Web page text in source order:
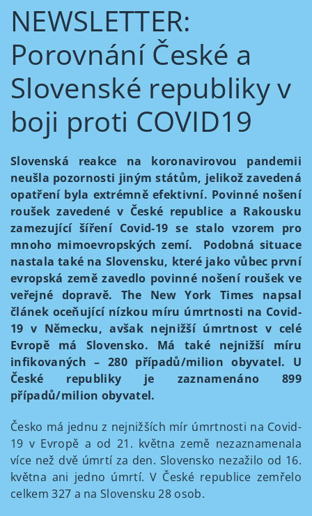
NEWSLETTER:
Porovnání České a
Slovenské republiky v
boji proti COVID19
Slovenská reakce na koronavirovou pandemii
neušla pozornosti jiným státům, jelikož zavedená
opatření byla extrémně efektivní. Povinné nošení
roušek zavedené v České republice a Rakousku
zamezující šíření Covid-19 se stalo vzorem pro
mnoho mimoevropských zemí. Podobná situace
nastala také na Slovensku, které jako vůbec první
evropská země zavedlo povinné nošení roušek ve
veřejné dopravě. The New York Times napsal
článek oceňující nízkou míru úmrtnosti na Covid-
19 v Německu, avšak nejnižší úmrtnost v celé
Evropě má Slovensko. Má také nejnižší míru
infikovaných – 280 případů/milion obyvatel. U
České republiky je zaznamenáno 899
případů/milion obyvatel.
Česko má jednu z nejnižších mír úmrtnosti na Covid-
19 v Evropě a od 21. května země nezaznamenala
více než dvě úmrtí za den. Slovensko nezažilo od 16.
května ani jedno úmrtí. V České republice zemřelo
celkem 327 a na Slovensku 28 osob.